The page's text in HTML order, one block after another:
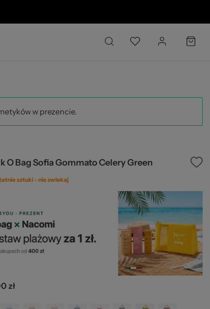
w prezencie.
O Bag Sofia Gommato Celery Green
sztuki -nie zwlekaj
zł